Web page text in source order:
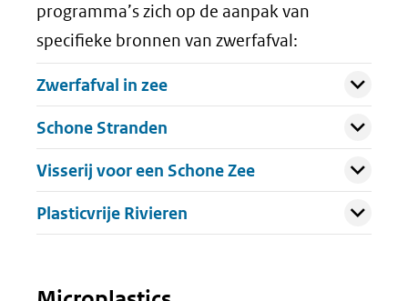
programma’s zich op de aanpak van
specifieke bronnen van zwerfafval:
Zwerfafval in zee
Uitklappen
Schone Stranden
Uitklappen
Visserij voor een Schone Zee
Uitklappen
Plasticvrije Rivieren
Uitklappen